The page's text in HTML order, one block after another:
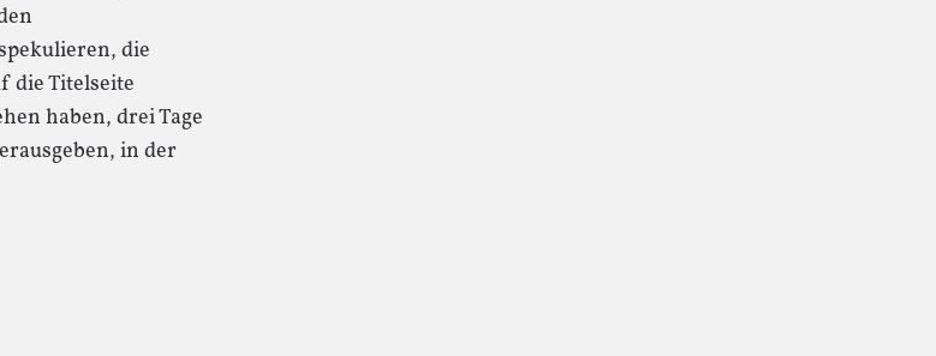
die
die Titelseite
haben, drei Tage
in der